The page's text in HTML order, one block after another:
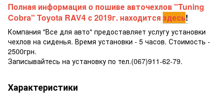
Полная информация о пошиве авточехлов "Tuning
Cobra" Toyota RAV4 с 2019г. находитсяздесь!
Компания "Все для авто" предоставляет услугу установки
чехлов на сиденья. Время установки - 5 часов. Стоимость -
2500грн.
Записывайтесь на установку по тел.(067)911-62-79.
Характеристики